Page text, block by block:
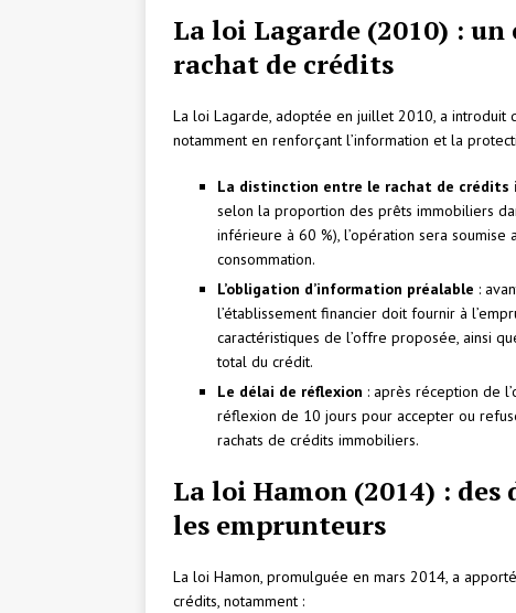
La loi Lagarde (2010) :
rachat de crédits
La loi Lagarde, adoptée en juillet 2010, a introduit
notamment en renforçant l’information et la
La distinction entre le rachat de
selon la proportion des prêts immobiliers
inférieure à 60 %), l’opération sera
consommation.
L’obligation d’information préalable :
l’établissement financier doit fournir à
caractéristiques de l’offre proposée, ainsi
total du crédit.
Le délai de réflexion : après réception de
réflexion de 10 jours pour accepter ou
rachats de crédits immobiliers.
La loi Hamon (2014) :
les emprunteurs
La loi Hamon, promulguée en mars 2014, a
crédits, notamment :